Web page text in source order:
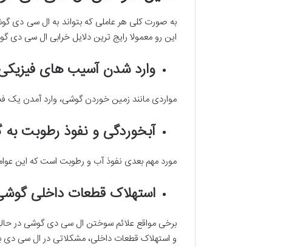
به صورت کلی هر عاملی که بتواند به ال سی دی
این رو معمولا رایج ترین دلایل خرابی ال سی دی
وارد شدن آسیب های
مواردی مانند زمین خوردن گوشی، وارد آمدن
آبخوردگی و نفوذ رطوبت
مورد مهم بعدی نفوذ آب و رطوبت است که این
استهلاک قطعات داخلی
برخی مواقع علائم سوختن ال سی دی گوشی در
و استهلاک قطعات داخلی، مشکلاتی در ال سی دی